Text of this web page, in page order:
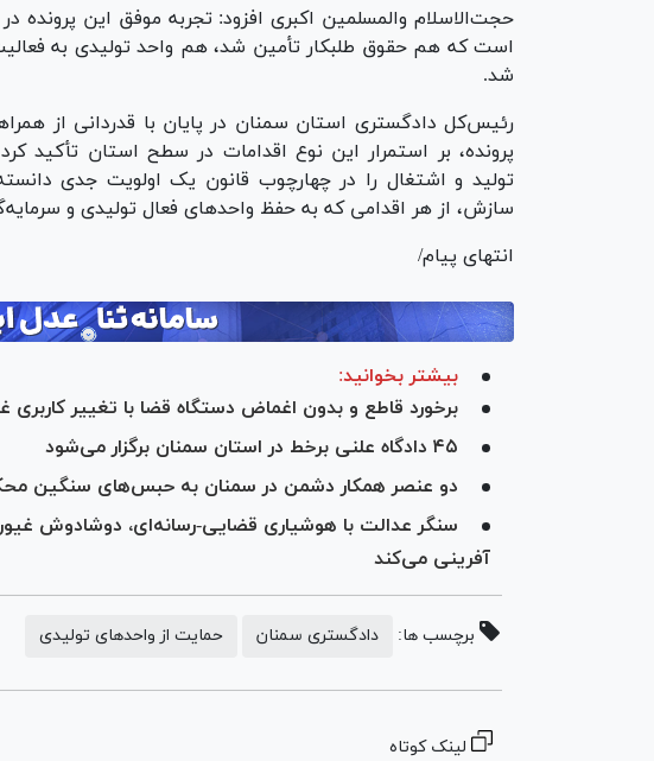
حجت‌الاسلام والمسلمین اکبری افزود: تجربه موفق این پرونده
است که هم حقوق طلبکار تأمین شد، هم واحد تولیدی به
شد.
رئیس‌کل دادگستری استان سمنان در پایان با قدردانی از
پرونده، بر استمرار این نوع اقدامات در سطح استان تأکید
تولید و اشتغال را در چهارچوب قانون یک اولویت جدی
سازش، از هر اقدامی که به حفظ واحد‌های فعال تولیدی و
انتهای پیام/
بیشتر بخوانید:
برخورد قاطع و بدون اغماض دستگاه قضا با تغییر کاربری
۴۵ دادگاه علنی برخط در استان سمنان برگزار می‌شود
دو عنصر همکار دشمن در سمنان به حبس‌های سنگین
سنگر عدالت با هوشیاری قضایی-رسانه‌ای، دوشادوش غیور
آفرینی می‌کند
برچسب ها: دادگستری سمنان حمایت از واحدهای تولیدی
لینک کوتاه